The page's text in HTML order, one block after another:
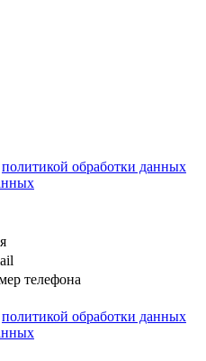
политикой обработки данных
телефона
политикой обработки данных